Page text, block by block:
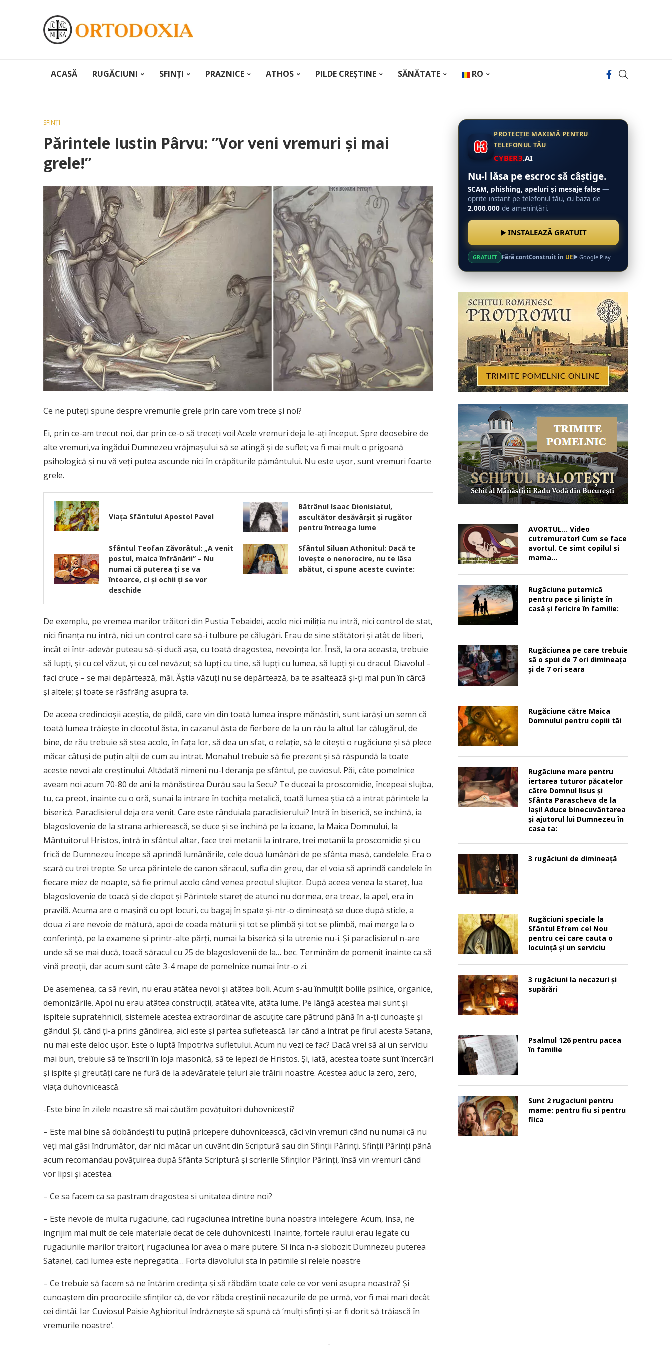
ACASĂ RUGĂCIUNI SFINȚI PRAZNICE ATHOS PILDE CREȘTINE SĂNĂTATE RO
SFINȚI
Părintele Iustin Pârvu: ”Vor veni vremuri și mai
grele!”
Ce ne puteţi spune despre vremurile grele prin care vom trece şi noi?
Ei, prin ce-am trecut noi, dar prin ce-o să treceţi voi! Acele vremuri deja le-aţi început. Spre deosebire de
alte vremuri,va îngădui Dumnezeu vrăjmaşului să se atingă şi de suflet; va fi mai mult o prigoană
psihologică şi nu vă veţi putea ascunde nici în crăpăturile pământului. Nu este uşor, sunt vremuri foarte
grele.
Viața Sfântului Apostol Pavel
Bătrânul Isaac Dionisiatul,
ascultător desăvârșit și rugător
pentru întreaga lume
Sfântul Teofan Zăvorâtul: „A venit
postul, maica înfrânării” – Nu
numai că puterea ţi se va
întoarce, ci şi ochii ţi se vor
deschide
Sfântul Siluan Athonitul: Dacă te
loveşte o nenorocire, nu te lăsa
abătut, ci spune aceste cuvinte:
De exemplu, pe vremea marilor trăitori din Pustia Tebaidei, acolo nici miliţia nu intră, nici control de stat,
nici finanţa nu intră, nici un control care să-i tulbure pe călugări. Erau de sine stătători şi atât de liberi,
încât ei într-adevăr puteau să-şi ducă aşa, cu toată dragostea, nevoinţa lor. Însă, la ora aceasta, trebuie
să lupţi, şi cu cel văzut, şi cu cel nevăzut; să lupţi cu tine, să lupţi cu lumea, să lupţi şi cu dracul. Diavolul –
faci cruce – se mai depărtează, măi. Ăştia văzuţi nu se depărtează, ba te asaltează şi-ţi mai pun în cârcă
şi altele; şi toate se răsfrâng asupra ta.
De aceea credincioşii aceştia, de pildă, care vin din toată lumea înspre mănăstiri, sunt iarăşi un semn că
toată lumea trăieşte în clocotul ăsta, în cazanul ăsta de fierbere de la un rău la altul. Iar călugărul, de
bine, de rău trebuie să stea acolo, în faţa lor, să dea un sfat, o relaţie, să le citeşti o rugăciune şi să plece
măcar câtuşi de puţin alţii de cum au intrat. Monahul trebuie să fie prezent şi să răspundă la toate
aceste nevoi ale creştinului. Altădată nimeni nu-l deranja pe sfântul, pe cuviosul. Păi, câte pomelnice
aveam noi acum 70-80 de ani la mănăstirea Durău sau la Secu? Te duceai la proscomidie, începeai slujba,
tu, ca preot, înainte cu o oră, sunai la intrare în tochiţa metalică, toată lumea ştia că a intrat părintele la
biserică. Paraclisierul deja era venit. Care este rânduiala paraclisierului? Intră în biserică, se închină, ia
blagoslovenie de la strana arhierească, se duce şi se închină pe la icoane, la Maica Domnului, la
Mântuitorul Hristos, întră în sfântul altar, face trei metanii la intrare, trei metanii la proscomidie şi cu
frică de Dumnezeu începe să aprindă lumânările, cele două lumânări de pe sfânta masă, candelele. Era o
scară cu trei trepte. Se urca părintele de canon săracul, sufla din greu, dar el voia să aprindă candelele în
fiecare miez de noapte, să fie primul acolo când venea preotul slujitor. După aceea venea la stareţ, lua
blagoslovenie de toacă şi de clopot şi Părintele stareţ de atunci nu dormea, era treaz, la apel, era în
pravilă. Acuma are o maşină cu opt locuri, cu bagaj în spate şi-ntr-o dimineaţă se duce după sticle, a
doua zi are nevoie de mătură, apoi de coada măturii şi tot se plimbă şi tot se plimbă, mai merge la o
conferinţă, pe la examene şi printr-alte părţi, numai la biserică şi la utrenie nu-i. Şi paraclisierul n-are
unde să se mai ducă, toacă săracul cu 25 de blagoslovenii de la… bec. Terminăm de pomenit înainte ca să
vină preoţii, dar acum sunt câte 3-4 mape de pomelnice numai într-o zi.
De asemenea, ca să revin, nu erau atâtea nevoi şi atâtea boli. Acum s-au înmulţit bolile psihice, organice,
demonizările. Apoi nu erau atâtea construcţii, atâtea vite, atâta lume. Pe lângă acestea mai sunt şi
ispitele supratehnicii, sistemele acestea extraordinar de ascuţite care pătrund până în a-ţi cunoaşte şi
gândul. Şi, când ţi-a prins gândirea, aici este şi partea sufletească. Iar când a intrat pe firul acesta Satana,
nu mai este deloc uşor. Este o luptă împotriva sufletului. Acum nu vezi ce fac? Dacă vrei să ai un serviciu
mai bun, trebuie să te înscrii în loja masonică, să te lepezi de Hristos. Şi, iată, acestea toate sunt încercări
şi ispite şi greutăţi care ne fură de la adevăratele ţeluri ale trăirii noastre. Acestea aduc la zero, zero,
viaţa duhovnicească.
-Este bine în zilele noastre să mai căutăm povăţuitori duhovniceşti?
– Este mai bine să dobândeşti tu puţină pricepere duhovnicească, căci vin vremuri când nu numai că nu
veţi mai găsi îndrumător, dar nici măcar un cuvânt din Scriptură sau din Sfinţii Părinţi. Sfinţii Părinţi până
acum recomandau povăţuirea după Sfânta Scriptură şi scrierile Sfinţilor Părinţi, însă vin vremuri când
vor lipsi şi acestea.
– Ce sa facem ca sa pastram dragostea si unitatea dintre noi?
– Este nevoie de multa rugaciune, caci rugaciunea intretine buna noastra intelegere. Acum, insa, ne
ingrijim mai mult de cele materiale decat de cele duhovnicesti. Inainte, fortele raului erau legate cu
rugaciunile marilor traitori; rugaciunea lor avea o mare putere. Si inca n-a slobozit Dumnezeu puterea
Satanei, caci lumea este nepregatita… Forta diavolului sta in patimile si relele noastre
– Ce trebuie să facem să ne întărim credinţa şi să răbdăm toate cele ce vor veni asupra noastră? Şi
cunoaştem din proorociile sfinţilor că, de vor răbda creştinii necazurile de pe urmă, vor fi mai mari decât
cei dintâi. Iar Cuviosul Paisie Aghioritul îndrăzneşte să spună că ‘mulţi sfinţi şi-ar fi dorit să trăiască în
vremurile noastre‘.
PROTECȚIE MAXIMĂ PENTRU
TELEFONUL TĂU
CYBER3.AI
Nu-l lăsa pe escroc să câștige.
SCAM, phishing, apeluri și mesaje false —
oprite instant pe telefonul tău, cu baza de
2.000.000 de amenințări.
INSTALEAZĂ GRATUIT
GRATUIT Fără contConstruit în UE Google Play
AVORTUL… Video
cutremurator! Cum se face
avortul. Ce simt copilul si
mama…
Rugăciune puternică
pentru pace şi linişte în
casă şi fericire în familie:
Rugăciunea pe care trebuie
să o spui de 7 ori dimineața
și de 7 ori seara
Rugăciune către Maica
Domnului pentru copiii tăi
Rugăciune mare pentru
iertarea tuturor păcatelor
către Domnul Iisus şi
Sfânta Parascheva de la
Iaşi! Aduce binecuvântarea
şi ajutorul lui Dumnezeu în
casa ta:
3 rugăciuni de dimineață
Rugăciuni speciale la
Sfântul Efrem cel Nou
pentru cei care cauta o
locuinţă şi un serviciu
3 rugăciuni la necazuri și
supărări
Psalmul 126 pentru pacea
în familie
Sunt 2 rugaciuni pentru
mame: pentru fiu si pentru
fiica